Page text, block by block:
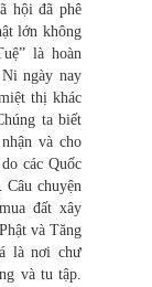
hội đã phê
lớn không
là hoàn
ngày nay
thị khác
ta biết
và cho
các Quốc
Câu chuyện
đất xây
và Tăng
là nơi chư
và tu tập.